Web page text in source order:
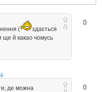
0
(
здається
ще й какао чомусь
0
де можна